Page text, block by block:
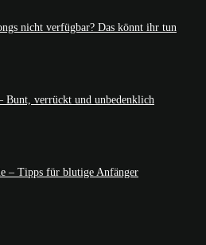
nicht verfügbar? Das könnt ihr tun
Bunt, verrückt und unbedenklich
– Tipps für blutige Anfänger